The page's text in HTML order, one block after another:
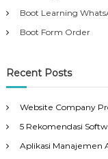
Boot Learning
Boot Form Order
Recent Posts
Website Company
5 Rekomendasi
Aplikasi Manajemen